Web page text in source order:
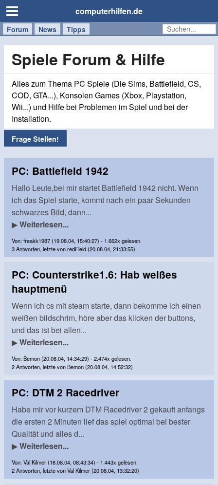
computerhilfen.de
Forum News Tipps
Handy
Windows
Mac
Spiele Forum & Hilfe
Alles zum Thema PC Spiele (Die Sims, Battlefield, CS,
COD, GTA...), Konsolen Games (Xbox, Playstation,
Wii...) und Hilfe bei Problemen im Spiel und bei der
Installation.
Frage Stellen!
PC: Battlefield 1942
Hallo Leute,bei mir startet Battlefield 1942 nicht. Wenn
ich das Spiel starte, kommt nach ein paar Sekunden
schwarzes Bild, dann...
▶Weiterlesen...
Von: freakk1987 (19.08.04, 15:40:27) - 1.662x gelesen.
3 Antworten, letzte von redField (20.08.04, 21:33:55)
PC: Counterstrike1.6: Hab weißes
hauptmenü
Wenn ich cs mit steam starte, dann bekomme ich einen
weißen bildschrim, höre aber das klicken der buttons,
und das ist bei allen...
▶Weiterlesen...
Von: Bemon (20.08.04, 14:34:29) - 2.474x gelesen.
2 Antworten, letzte von Bemon (20.08.04, 14:52:32)
PC: DTM 2 Racedriver
Habe mir vor kurzem DTM Racedriver 2 gekauft anfangs
die ersten 2 Minuten lief das spiel optimal bei bester
Qualität und alles d...
▶Weiterlesen...
Von: Val Kilmer (18.08.04, 08:43:34) - 1.443x gelesen.
2 Antworten, letzte von Val Kilmer (20.08.04, 13:32:20)